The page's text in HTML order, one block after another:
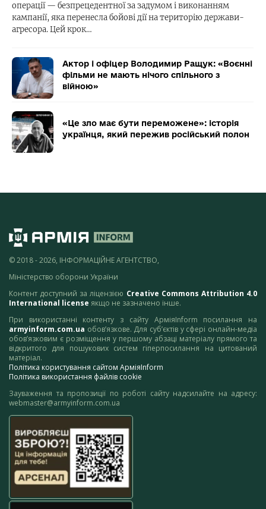
операції — безпрецедентної за задумом і виконанням
кампанії, яка перенесла бойові дії на територію держави-
агресора. Цей крок…
Актор і офіцер Володимир Ращук: «Воєнні
фільми не мають нічого спільного з
війною»
«Це зло має бути переможене»: історія
українця, який пережив російський полон
© 2018 - 2026, ІНФОРМАЦІЙНЕ АГЕНТСТВО,
Міністерство оборони України
Контент доступний за ліцензією Creative Commons Attribution 4.0
International license якщо не зазначено інше.
При використанні контенту з сайту АрміяInform посилання на
armyinform.com.ua обов’язкове. Для суб’єктів у сфері онлайн-медіа
обов’язковим є розміщення у першому абзаці матеріалу прямого та
відкритого для пошукових систем гіперпосилання на цитований
матеріал.
Політика користування сайтом АрміяInform
Політика використання файлів cookie
Зауваження та пропозиції по роботі сайту надсилайте на адресу:
webmaster@armyinform.com.ua